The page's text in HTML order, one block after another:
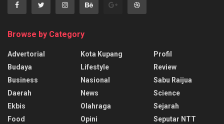
Browse by Category
Advertorial
Budaya
Business
Daerah
Ekbis
Food
Kota Kupang
Lifestyle
Nasional
News
Olahraga
Opini
Profil
Review
Sabu Raijua
Science
Sejarah
Seputar NTT